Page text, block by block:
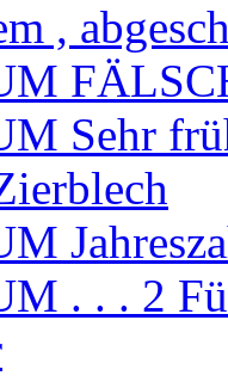
,
Sehr
. . . 2